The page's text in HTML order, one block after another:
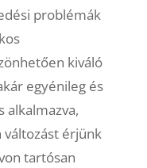
problémák
kiváló
egyénileg és
alkalmazva,
változást érjünk
tartósan